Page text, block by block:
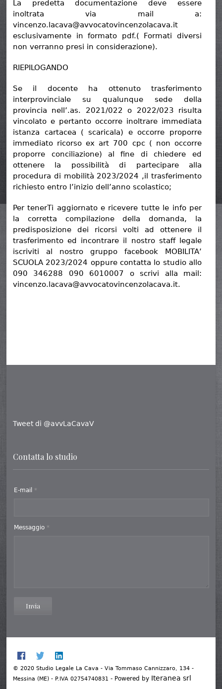
La predetta documentazione deve essere
inoltrata via mail a:
vincenzo.lacava@avvocatovincenzolacava.it
esclusivamente in formato pdf.( Formati diversi
non verranno presi in considerazione).
RIEPILOGANDO
Se il docente ha ottenuto trasferimento
interprovinciale su qualunque sede della
provincia nell’.as. 2021/022 o 2022/023 risulta
vincolato e pertanto occorre inoltrare immediata
istanza cartacea ( scaricala) e occorre proporre
immediato ricorso ex art 700 cpc ( non occorre
proporre conciliazione) al fine di chiedere ed
ottenere la possibilità di partecipare alla
procedura di mobilità 2023/2024 ,il trasferimento
richiesto entro l’inizio dell’anno scolastico;
Per tenerTi aggiornato e ricevere tutte le info per
la corretta compilazione della domanda, la
predisposizione dei ricorsi volti ad ottenere il
trasferimento ed incontrare il nostro staff legale
iscriviti al nostro gruppo facebook MOBILITA’
SCUOLA 2023/2024 oppure contatta lo studio allo
090 346288 090 6010007 o scrivi alla mail:
vincenzo.lacava@avvocatovincenzolacava.it.
Tweet di @avvLaCavaV
Contatta lo studio
E-mail *
Messaggio *
Invia
© 2020 Studio Legale La Cava - Via Tommaso Cannizzaro, 134 -
Messina (ME) - P.IVA 02754740831 - Powered by Iteranea srl